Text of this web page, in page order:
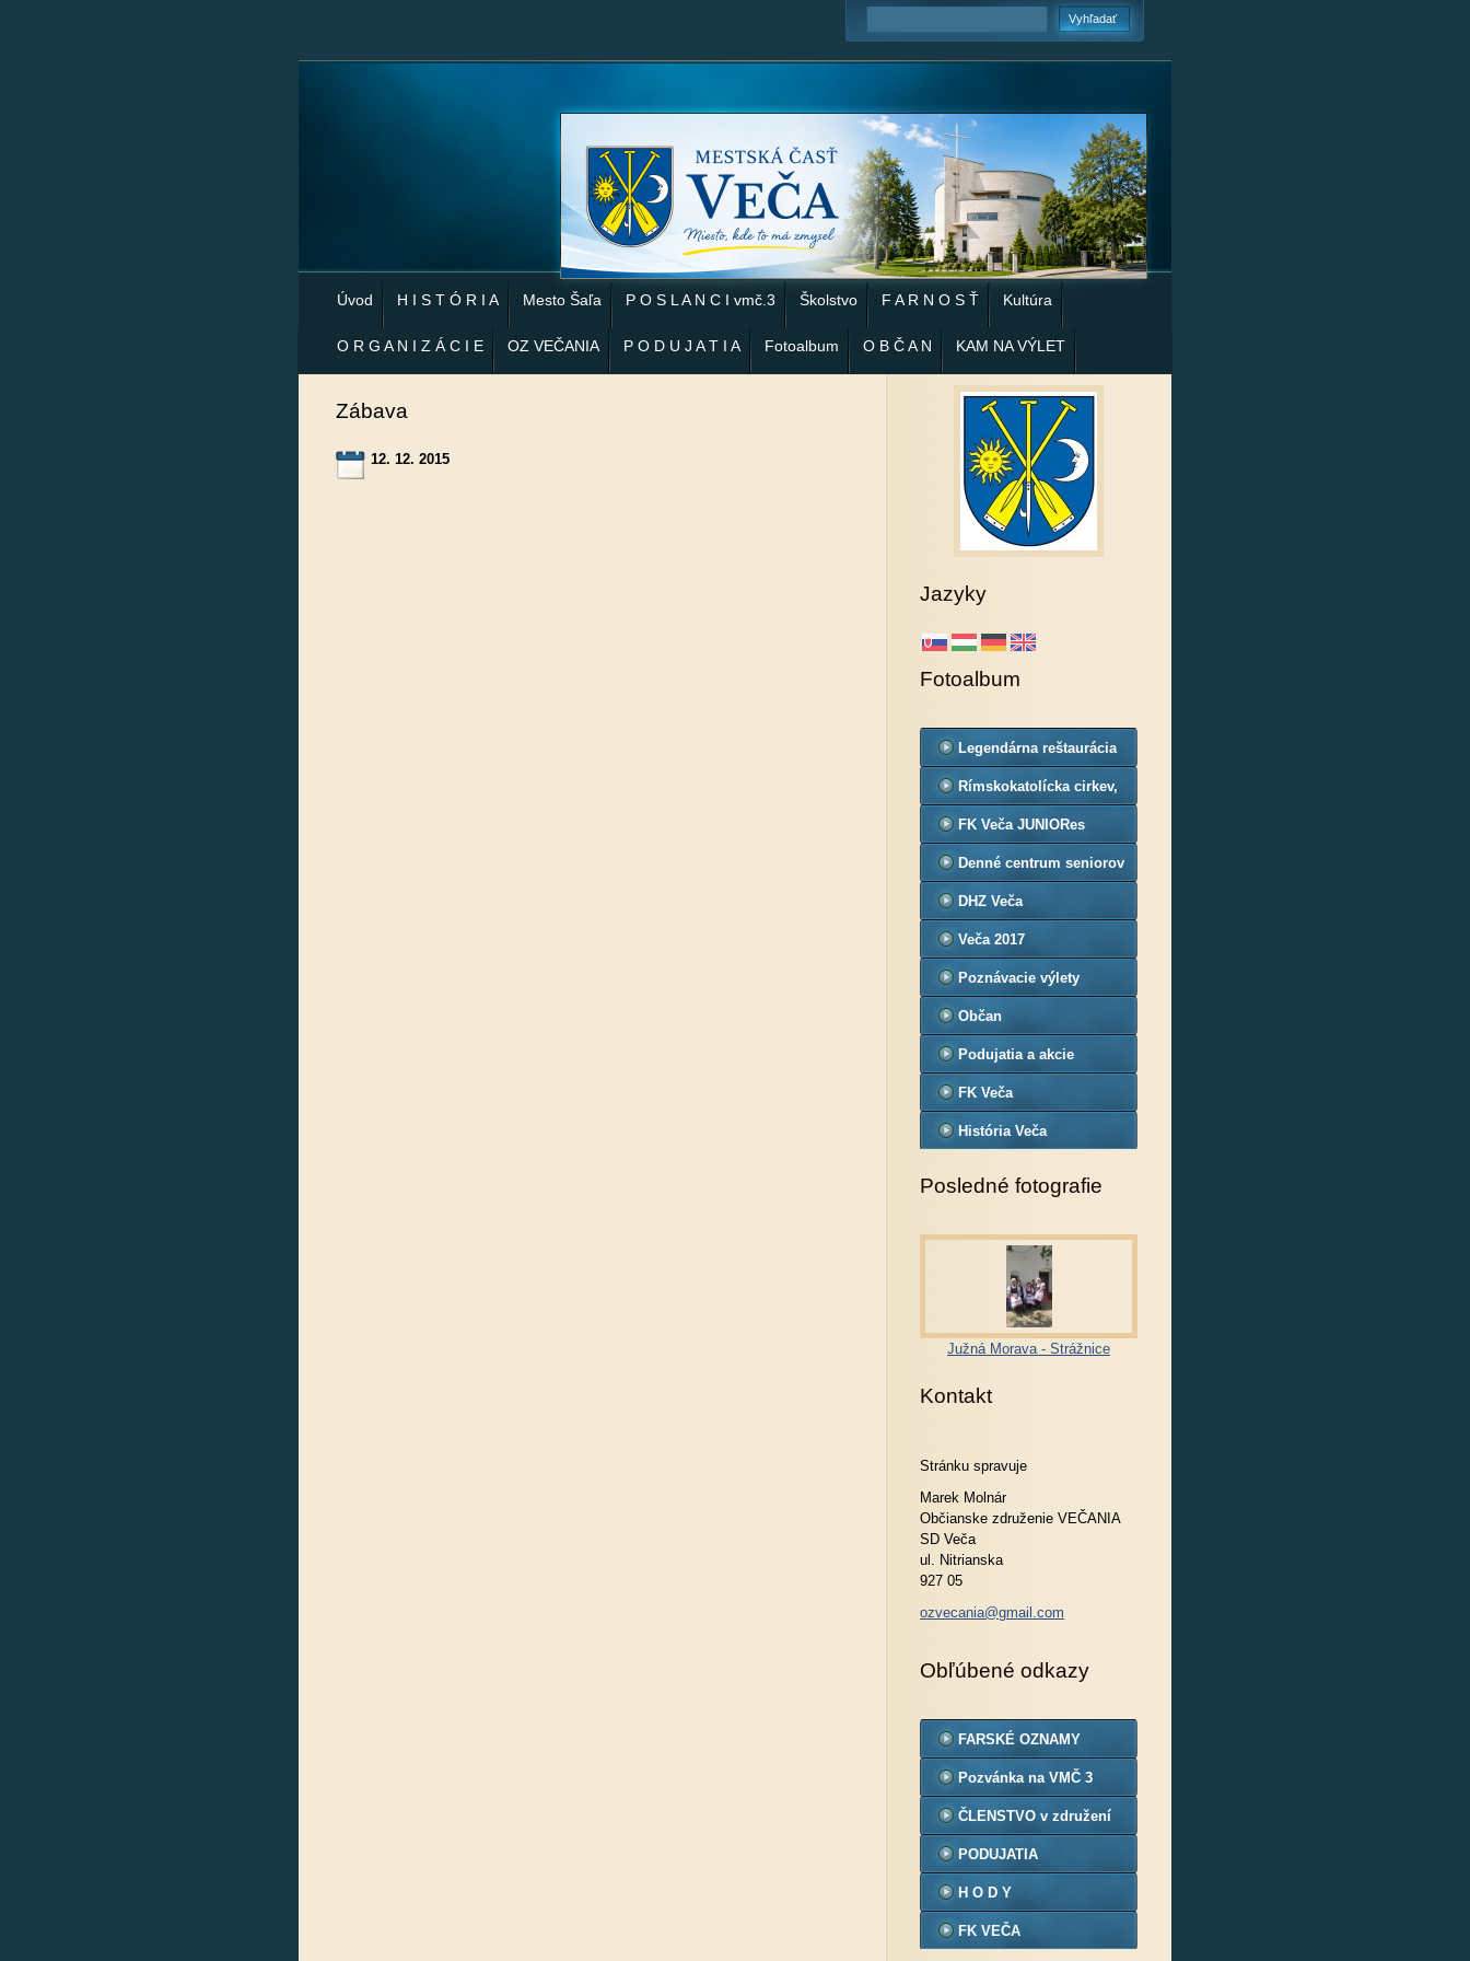
Úvod H I S T Ó R I A Mesto Šaľa P O S L A N C I vmč.3 Školstvo F A R N O S Ť Kultúra
O R G A N I Z Á C I E OZ VEČANIA P O D U J A T I A Fotoalbum O B Č A N KAM NA VÝLET
Zábava
12. 12. 2015
Jazyky
Fotoalbum
Legendárna reštaurácia
Corgoň
Rímskokatolícka cirkev,
farnosť Veča
FK Veča JUNIORes
Denné centrum seniorov
č.3
DHZ Veča
Veča 2017
Poznávacie výlety
Občan
Podujatia a akcie
FK Veča
História Veča
Posledné fotografie
Južná Morava - Strážnice
Kontakt
Stránku spravuje
Marek Molnár
Občianske združenie VEČANIA
SD Veča
ul. Nitrianska
927 05
ozvecania@gmail.com
Obľúbené odkazy
FARSKÉ OZNAMY
Pozvánka na VMČ 3
ČLENSTVO v združení
PODUJATIA
H O D Y
FK VEČA